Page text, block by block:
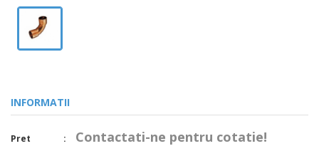
INFORMATII
Pret Contactati-ne pentru cotatie!